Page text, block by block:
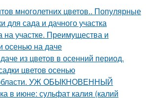
многолетних цветов.. Популярные
для сада и дачного участка
на участке. Преимущества и
осенью на даче
из цветов в осенний период.
цветов осенью
УЖ ОБЫКНОВЕННЫЙ
в июне: сульфат калия (калий